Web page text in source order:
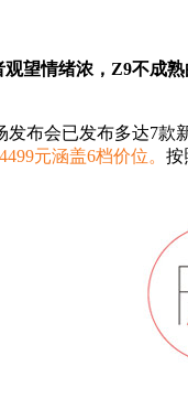
望情绪浓，Z9不成
会已发布多达7款
元涵盖6档价位。 按